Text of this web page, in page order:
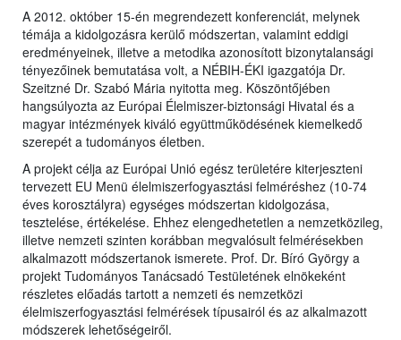
A 2012. október 15-én megrendezett konferenciát, melynek
témája a kidolgozásra kerülő módszertan, valamint eddigi
eredményeinek, illetve a metodika azonosított bizonytalansági
tényezőinek bemutatása volt, a NÉBIH-ÉKI igazgatója Dr.
Szeitzné Dr. Szabó Mária nyitotta meg. Köszöntőjében
hangsúlyozta az Európai Élelmiszer-biztonsági Hivatal és a
magyar intézmények kiváló együttműködésének kiemelkedő
szerepét a tudományos életben.
A projekt célja az Európai Unió egész területére kiterjeszteni
tervezett EU Menü élelmiszerfogyasztási felméréshez (10-74
éves korosztályra) egységes módszertan kidolgozása,
tesztelése, értékelése. Ehhez elengedhetetlen a nemzetközileg,
illetve nemzeti szinten korábban megvalósult felmérésekben
alkalmazott módszertanok ismerete. Prof. Dr. Bíró György a
projekt Tudományos Tanácsadó Testületének elnökeként
részletes előadás tartott a nemzeti és nemzetközi
élelmiszerfogyasztási felmérések típusairól és az alkalmazott
módszerek lehetőségeiről.